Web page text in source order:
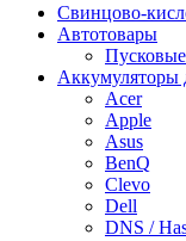
Cвинцово-
Автотовары
Аккумуляторы
Acer
Apple
Asus
BenQ
Clevo
Dell
DNS /